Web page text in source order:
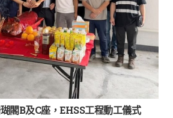
閣B及C座，EHSS工程動工儀式